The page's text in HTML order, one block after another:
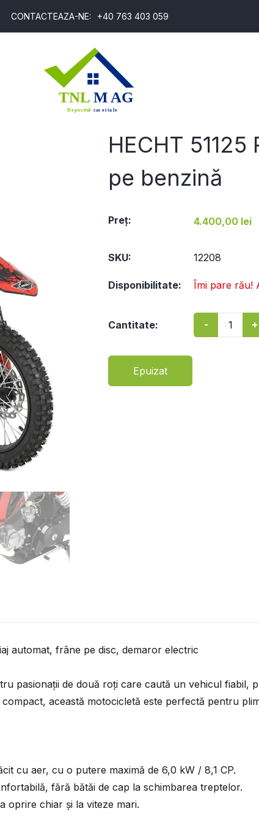
CONTACTEAZA-NE: +40 763 403 059
HECHT
pe benzină
Preţ: 4.400,00 lei
SKU: 12208
Disponibilitate: Îmi pare rău!
Cantitate: - +
Epuizat
automat, frâne pe disc, demaror electric
pasionații de două roți care caută un vehicul fiabil,
această motocicletă este perfectă pentru
cu aer, cu o putere maximă de 6,0 kW / 8,1 CP.
fără bătăi de cap la schimbarea treptelor.
oprire chiar și la viteze mari.